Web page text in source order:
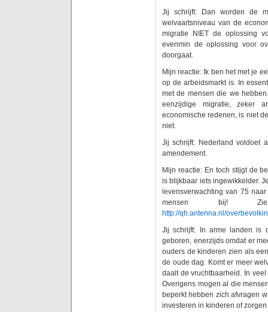
Jij schrijft: Dan worden de
welvaartsniveau van de
migratie NIET de oplossing
evenmin de oplossing voor
doorgaat.
Mijn reactie: Ik ben het met je
op de arbeidsmarkt is. In
met de mensen die we
eenzijdige migratie, zeker
economische redenen, is niet
niet.
Jij schrijft: Nederland voldoet
amendement.
Mijn reactie: En toch stijgt de
is blijkbaar iets ingewikkelder.
levensverwachting van 75
mensen bij!
http://qh.antenna.nl/
Jij schrijft: In arme landen is
geboren, enerzijds omdat er
ouders de kinderen zien als
de oude dag. Komt er meer
daalt de vruchtbaarheid. In
Overigens mogen al die
beperkt hebben zich afvragen
investeren in kinderen of